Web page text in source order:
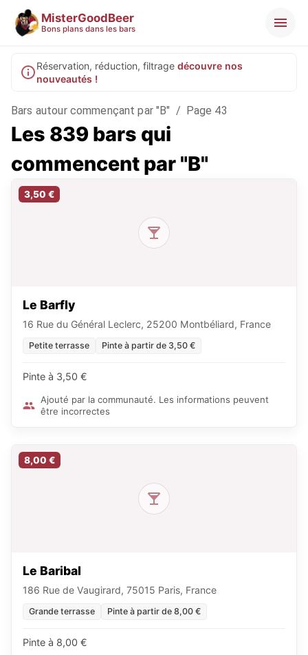
MisterGoodBeer
Bons plans dans les bars
Réservation, réduction, filtrage découvre nos
nouveautés !
Bars autour commençant par "B" / Page 43
Les 839 bars qui
commencent par "B"
3,50 €
Le Barfly
16 Rue du Général Leclerc, 25200 Montbéliard, France
Petite terrasse Pinte à partir de 3,50 €
Pinte à 3,50 €
Ajouté par la communauté. Les informations peuvent
être incorrectes
8,00 €
Le Baribal
186 Rue de Vaugirard, 75015 Paris, France
Grande terrasse Pinte à partir de 8,00 €
Pinte à 8,00 €